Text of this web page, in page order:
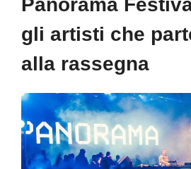
Panorama
gli artisti che
alla rassegna